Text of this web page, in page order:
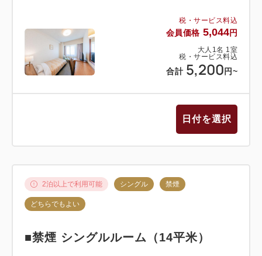
11時までにフロントへご連絡下さい。1名様につき
￥500にて承ります。
≪当プランについて≫
慮しておりますが、やむを得ずお部屋のルームチェン
ジをお願いする場合がございます。（割引は適用致し
・ご予約は2泊以上に限ります。ご宿泊が2泊未満に
なった場合は、割引適用外となります。
00）】
税・サービス料込
会員価格 5,044円
大人 1名 1室
税・サービス料込
合計 5,200 円~
日付を選択
2泊以上で利用可能 シングル 禁煙
どちらでもよい
■禁煙 シングルルーム（14平米）